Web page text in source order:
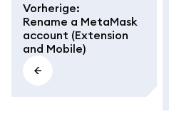
Vorherige:
Rename a MetaMask
account (Extension
and Mobile)